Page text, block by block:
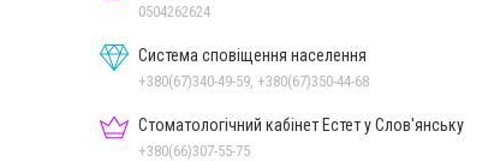
0504262624
Система сповіщення населення
+380(67)340-49-59, +380(67)350-44-68
Стоматологічний кабінет Естет у Слов'янську
+380(66)307-55-75